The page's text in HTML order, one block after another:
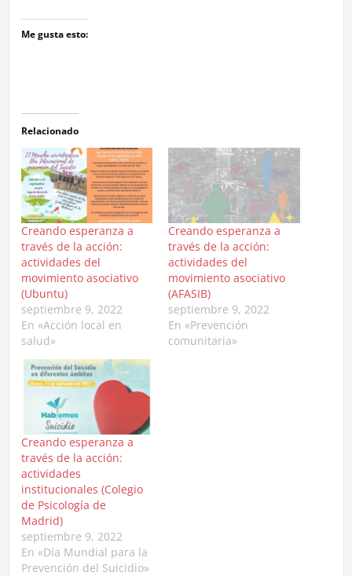
Me gusta esto:
Relacionado
Creando esperanza a
través de la acción:
actividades del
movimiento asociativo
(Ubuntu)
septiembre 9, 2022
En «Acción local en
salud»
Creando esperanza a
través de la acción:
actividades del
movimiento asociativo
(AFASIB)
septiembre 9, 2022
En «Prevención
comunitaria»
Creando esperanza a
través de la acción:
actividades
institucionales (Colegio
de Psicología de
Madrid)
septiembre 9, 2022
En «Día Mundial para la
Prevención del Suicidio»